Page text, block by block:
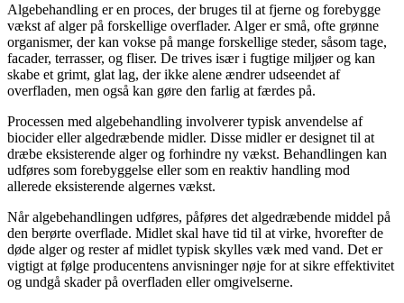
Algebehandling er en proces, der bruges til at fjerne og forebygge
vækst af alger på forskellige overflader. Alger er små, ofte grønne
organismer, der kan vokse på mange forskellige steder, såsom tage,
facader, terrasser, og fliser. De trives især i fugtige miljøer og kan
skabe et grimt, glat lag, der ikke alene ændrer udseendet af
overfladen, men også kan gøre den farlig at færdes på.
Processen med algebehandling involverer typisk anvendelse af
biocider eller algedræbende midler. Disse midler er designet til at
dræbe eksisterende alger og forhindre ny vækst. Behandlingen kan
udføres som forebyggelse eller som en reaktiv handling mod
allerede eksisterende algernes vækst.
Når algebehandlingen udføres, påføres det algedræbende middel på
den berørte overflade. Midlet skal have tid til at virke, hvorefter de
døde alger og rester af midlet typisk skylles væk med vand. Det er
vigtigt at følge producentens anvisninger nøje for at sikre effektivitet
og undgå skader på overfladen eller omgivelserne.